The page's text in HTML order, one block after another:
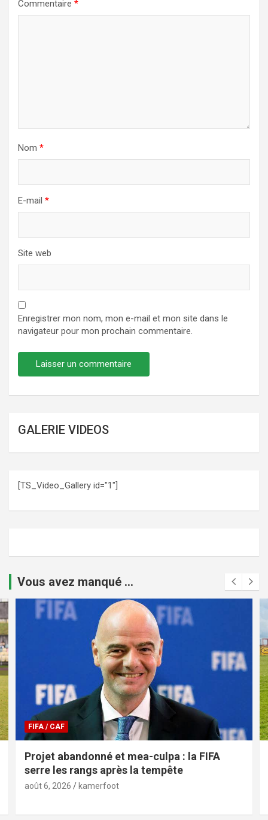
Commentaire *
Nom *
E-mail *
Site web
Enregistrer mon nom, mon e-mail et mon site dans le
navigateur pour mon prochain commentaire.
GALERIE VIDEOS
[TS_Video_Gallery id="1"]
Vous avez manqué ...
FIFA / CAF
Projet abandonné et mea-culpa : la FIFA
serre les rangs après la tempête
août 6, 2026 kamerfoot